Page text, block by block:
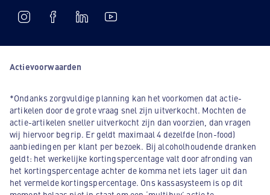
Actievoorwaarden
*Ondanks zorgvuldige planning kan het voorkomen dat actie-
artikelen door de grote vraag snel zijn uitverkocht. Mochten de
actie-artikelen sneller uitverkocht zijn dan voorzien, dan vragen
wij hiervoor begrip. Er geldt maximaal 4 dezelfde (non-food)
aanbiedingen per klant per bezoek. Bij alcoholhoudende dranken
geldt: het werkelijke kortingspercentage valt door afronding van
het kortingspercentage achter de komma net iets lager uit dan
het vermelde kortingspercentage. Ons kassasysteem is op dit